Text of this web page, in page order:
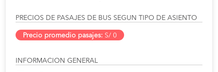
PRECIOS DE PASAJES DE BUS SEGUN TIPO DE ASIENTO
Precio promedio pasajes: S/ 0
INFORMACION GENERAL